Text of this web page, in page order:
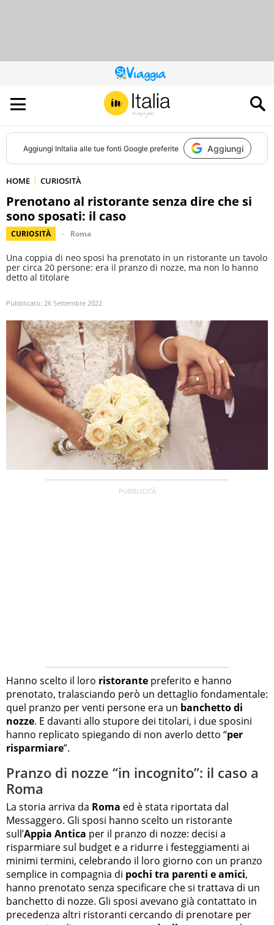
QUESTO
SITO
CONTRIBUISCE
ALL’AUDIENCE
DI
Aggiungi InItalia alle tue fonti Google preferite Aggiungi
HOME CURIOSITÀ
Prenotano al ristorante senza dire che si
sono sposati: il caso
CURIOSITÀ Roma
Una coppia di neo sposi ha prenotato in un ristorante un tavolo
per circa 20 persone: era il pranzo di nozze, ma non lo hanno
detto al titolare
Pubblicato: 26 Settembre 2022
Hanno scelto il loro ristorante preferito e hanno
prenotato, tralasciando però un dettaglio fondamentale:
quel pranzo per venti persone era un banchetto di
nozze. E davanti allo stupore dei titolari, i due sposini
hanno replicato spiegando di non averlo detto “per
risparmiare”.
Pranzo di nozze “in incognito”: il caso a
Roma
La storia arriva da Roma ed è stata riportata dal
Messaggero. Gli sposi hanno scelto un ristorante
sull’Appia Antica per il pranzo di nozze: decisi a
risparmiare sul budget e a ridurre i festeggiamenti ai
minimi termini, celebrando il loro giorno con un pranzo
semplice in compagnia di pochi tra parenti e amici,
hanno prenotato senza specificare che si trattava di un
banchetto di nozze. Gli sposi avevano già contattato in
precedenza altri ristoranti cercando di prenotare per